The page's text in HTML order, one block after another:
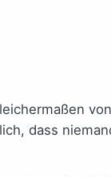
dass